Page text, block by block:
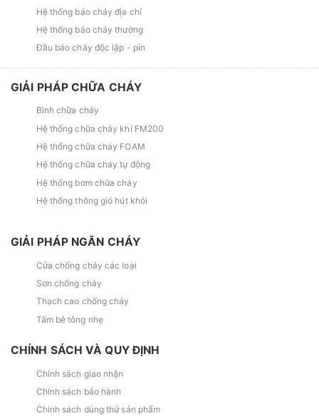
Hệ thống báo cháy địa chỉ
Hệ thống báo cháy thường
Đầu báo cháy độc lập - pin
GIẢI PHÁP CHỮA CHÁY
Bình chữa cháy
Hệ thống chữa cháy khí FM200
Hệ thống chữa cháy FOAM
Hệ thống chữa cháy tự động
Hệ thống bơm chữa cháy
Hệ thống thông gió hút khói
GIẢI PHÁP NGĂN CHÁY
Cửa chống cháy các loại
Sơn chống cháy
Thạch cao chống cháy
Tấm bê tông nhẹ
CHÍNH SÁCH VÀ QUY ĐỊNH
Chính sách giao nhận
Chính sách bảo hành
Chính sách dùng thử sản phẩm